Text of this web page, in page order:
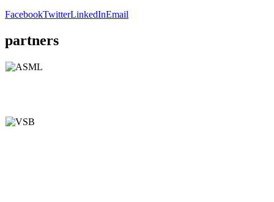
FacebookTwitterLinkedInEmail
partners